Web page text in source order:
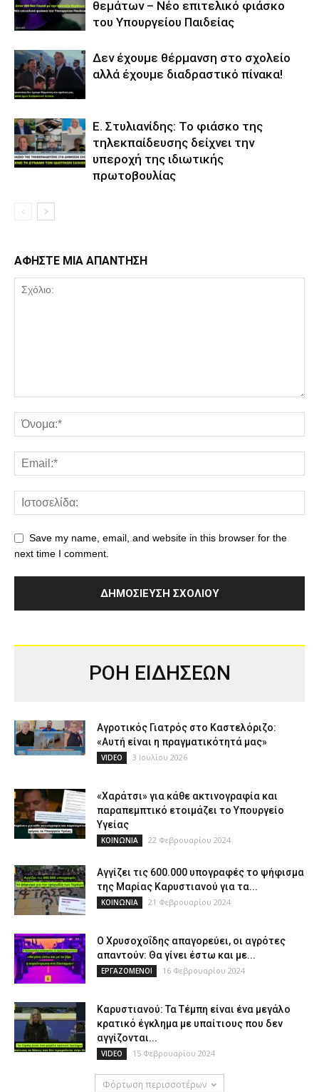
θεμάτων – Νέο επιτελικό φιάσκο
του Υπουργείου Παιδείας
Δεν έχουμε θέρμανση στο σχολείο
αλλά έχουμε διαδραστικό πίνακα!
Ε. Στυλιανίδης: Το φιάσκο της
τηλεκπαίδευσης δείχνει την
υπεροχή της ιδιωτικής
πρωτοβουλίας
ΑΦΗΣΤΕ ΜΙΑ ΑΠΑΝΤΗΣΗ
Save my name, email, and website in this browser for the
next time I comment.
ΡΟΗ ΕΙΔΗΣΕΩΝ
Αγροτικός Γιατρός στο Καστελόριζο:
«Αυτή είναι η πραγματικότητά μας»
VIDEO 3 Ιουλίου 2026
«Χαράτσι» για κάθε ακτινογραφία και
παραπεμπτικό ετοιμάζει το Υπουργείο
Υγείας
ΚΟΙΝΩΝΙΑ 22 Φεβρουαρίου 2024
Αγγίζει τις 600.000 υπογραφές το ψήφισμα
της Μαρίας Καρυστιανού για τα...
ΚΟΙΝΩΝΙΑ 21 Φεβρουαρίου 2024
Ο Χρυσοχοΐδης απαγορεύει, οι αγρότες
απαντούν: Θα γίνει έστω και με...
ΕΡΓΑΖΟΜΕΝΟΙ 16 Φεβρουαρίου 2024
Καρυστιανού: Τα Τέμπη είναι ένα μεγάλο
κρατικό έγκλημα με υπαίτιους που δεν
αγγίζονται...
VIDEO 15 Φεβρουαρίου 2024
Φόρτωση περισσοτέρων